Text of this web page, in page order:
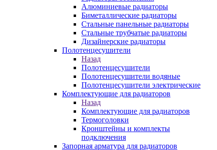
Алюминиевые радиаторы
Биметаллические радиаторы
Стальные панельные радиаторы
Стальные трубчатые радиаторы
Дизайнерские радиаторы
Полотенцесушители
Назад
Полотенцесушители
Полотенцесушители водяные
Полотенцесушители электрические
Комплектующие для радиаторов
Назад
Комплектующие для радиаторов
Термоголовки
Кронштейны и комплекты
подключения
Запорная арматура для радиаторов